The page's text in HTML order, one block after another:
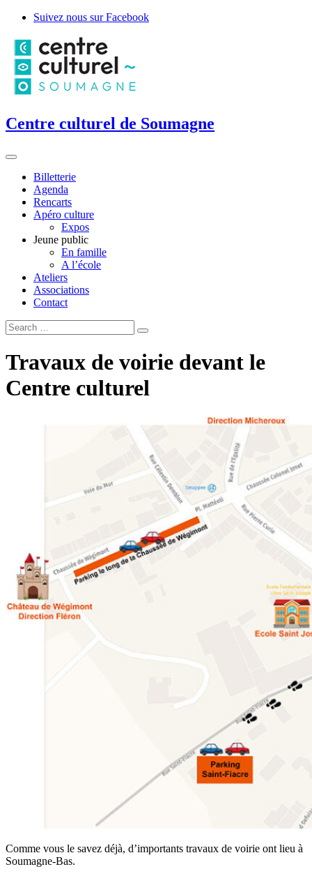
Suivez nous sur Facebook
Centre culturel de Soumagne
Billetterie
Agenda
Rencarts
Apéro culture
Expos
Jeune public
En famille
A l’école
Ateliers
Associations
Contact
Travaux de voirie devant le
Centre culturel
Comme vous le savez déjà, d’importants travaux de voirie ont lieu à
Soumagne-Bas.